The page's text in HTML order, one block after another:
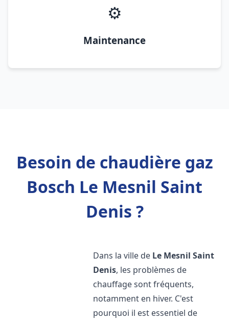
⚙️
Maintenance
Besoin de chaudière gaz
Bosch Le Mesnil Saint
Denis ?
Dans la ville de Le Mesnil Saint
Denis, les problèmes de
chauffage sont fréquents,
notamment en hiver. C'est
pourquoi il est essentiel de